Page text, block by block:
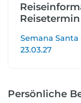
Reisetermin
Semana Santa
23.03.27
Persönliche